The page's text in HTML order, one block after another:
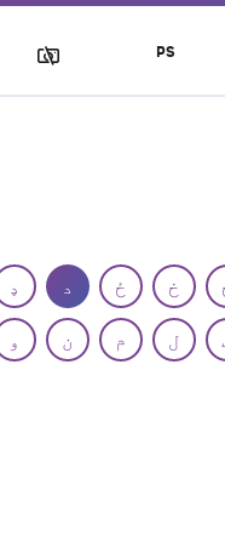
خ ځ د
ډ
ل م ن
و
PS
footer